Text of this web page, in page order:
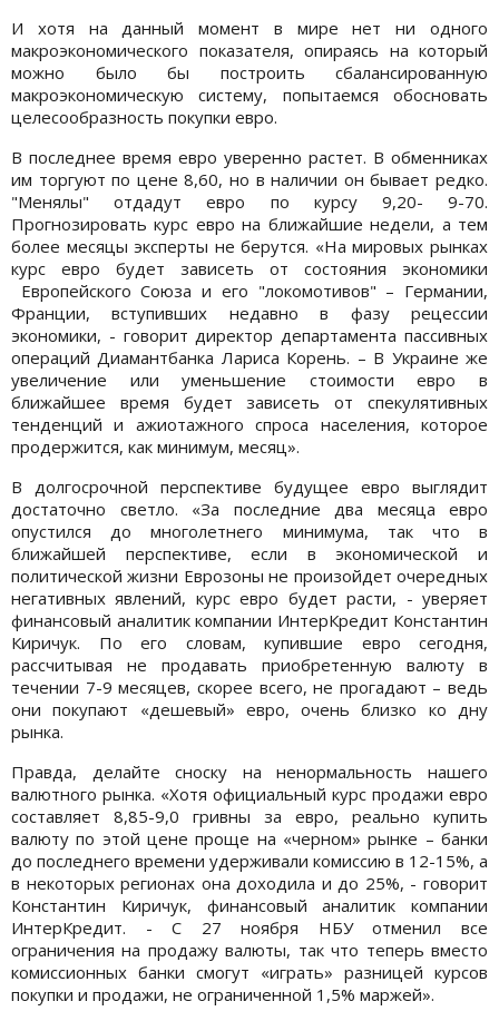
И хотя на данный момент в мире нет ни одного
макроэкономического показателя, опираясь на который
можно было бы построить сбалансированную
макроэкономическую систему, попытаемся обосновать
целесообразность покупки евро.
В последнее время евро уверенно растет. В обменниках
им торгуют по цене 8,60, но в наличии он бывает редко.
"Менялы" отдадут евро по курсу 9,20- 9-70.
Прогнозировать курс евро на ближайшие недели, а тем
более месяцы эксперты не берутся. «На мировых рынках
курс евро будет зависеть от состояния экономики
Европейского Союза и его "локомотивов" – Германии,
Франции, вступивших недавно в фазу рецессии
экономики, - говорит директор департамента пассивных
операций Диамантбанка Лариса Корень. – В Украине же
увеличение или уменьшение стоимости евро в
ближайшее время будет зависеть от спекулятивных
тенденций и ажиотажного спроса населения, которое
продержится, как минимум, месяц».
В долгосрочной перспективе будущее евро выглядит
достаточно светло. «За последние два месяца евро
опустился до многолетнего минимума, так что в
ближайшей перспективе, если в экономической и
политической жизни Еврозоны не произойдет очередных
негативных явлений, курс евро будет расти, - уверяет
финансовый аналитик компании ИнтерКредит Константин
Киричук. По его словам, купившие евро сегодня,
рассчитывая не продавать приобретенную валюту в
течении 7-9 месяцев, скорее всего, не прогадают – ведь
они покупают «дешевый» евро, очень близко ко дну
рынка.
Правда, делайте сноску на ненормальность нашего
валютного рынка. «Хотя официальный курс продажи евро
составляет 8,85-9,0 гривны за евро, реально купить
валюту по этой цене проще на «черном» рынке – банки
до последнего времени удерживали комиссию в 12-15%, а
в некоторых регионах она доходила и до 25%, - говорит
Константин Киричук, финансовый аналитик компании
ИнтерКредит. - С 27 ноября НБУ отменил все
ограничения на продажу валюты, так что теперь вместо
комиссионных банки смогут «играть» разницей курсов
покупки и продажи, не ограниченной 1,5% маржей».